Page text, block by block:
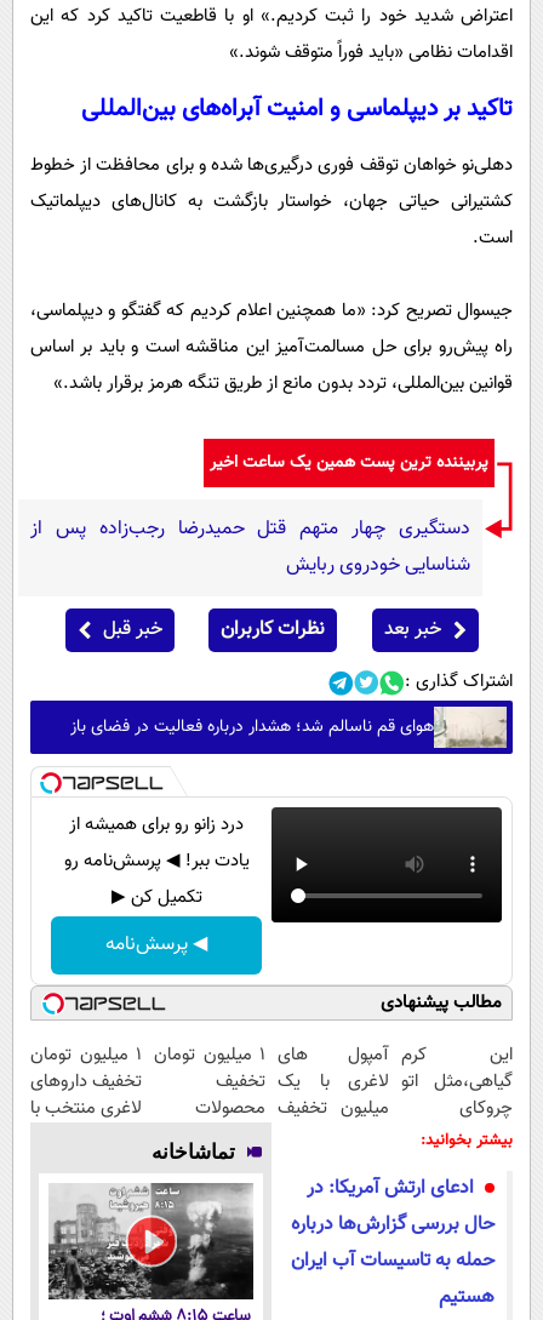
اعتراض شدید خود را ثبت کردیم.» او با قاطعیت تاکید کرد که این
اقدامات نظامی «باید فوراً متوقف شوند.»
تاکید بر دیپلماسی و امنیت آبراه‌های بین‌المللی
دهلی‌نو خواهان توقف فوری درگیری‌ها شده و برای محافظت از خطوط
کشتیرانی حیاتی جهان، خواستار بازگشت به کانال‌های دیپلماتیک
است.
جیسوال تصریح کرد: «ما همچنین اعلام کردیم که گفتگو و دیپلماسی،
راه پیش‌رو برای حل مسالمت‌آمیز این مناقشه است و باید بر اساس
قوانین بین‌المللی، تردد بدون مانع از طریق تنگه هرمز برقرار باشد.»
پربیننده ترین پست همین یک ساعت اخیر
دستگیری چهار متهم قتل حمیدرضا رجب‌زاده پس از
شناسایی خودروی ربایش
خبر بعد نظرات کاربران خبر قبل
اشتراک گذاری :
هوای قم ناسالم شد؛ هشدار درباره فعالیت در فضای باز
درد زانو رو برای همیشه از
یادت ببر! ◀ پرسش‌نامه رو
تکمیل کن ▶
◀ پرسش‌نامه
مطالب پیشنهادی
این کرم
گیاهی،مثل اتو
چروکای
پوستتوصاف
آمپول های
لاغری با یک
میلیون تخفیف
معتبر
۱ میلیون تومان
تخفیف
محصولات
لاغری؛ یک قدم
نزدیک‌تر به
شروع کاهش
وزن
۱ میلیون تومان
تخفیف داروهای
لاغری منتخب با
نزدیکت
بیشتر بخوانید:
ادعای ارتش آمریکا: در
حال بررسی گزارش‌ها درباره
حمله به تاسیسات آب ایران
هستیم
تماشاخانه